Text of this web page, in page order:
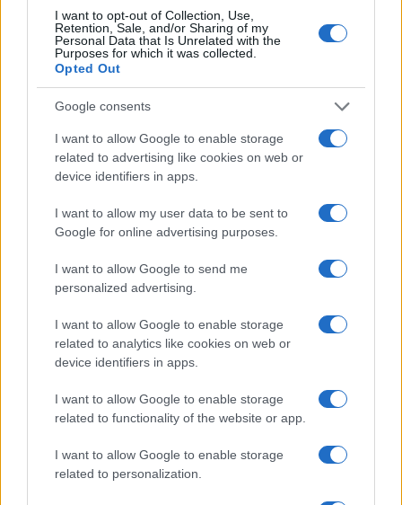
I want to opt-out of Collection, Use,
Retention, Sale, and/or Sharing of my
Personal Data that Is Unrelated with the
Purposes for which it was collected.
Opted Out
Google consents
I want to allow Google to enable storage
related to advertising like cookies on web or
device identifiers in apps.
I want to allow my user data to be sent to
Google for online advertising purposes.
I want to allow Google to send me
personalized advertising.
I want to allow Google to enable storage
related to analytics like cookies on web or
device identifiers in apps.
I want to allow Google to enable storage
related to functionality of the website or app.
I want to allow Google to enable storage
related to personalization.
violento, sulle nostre libertà. Va sostenuto il
dibattito sui cambiamenti climatici, facendo
confrontare i sostenitori delle conclusioni
dell’IPCC con il gruppo dei 1600 scienziati, tra cui
anche premi nobel, che invece quelle conclusioni
– con dovizia di numeri e dati – contestano.
Inoltre attraverso una mobilitazione nazionale
vanno contrastate scelte stolte, prepotenti, inutili
sotto il punto di vista ambientale, che i
governatori regionali ed i Sindaci stanno
mettendo in pratica colpendo e ricattando i
cittadini italiani. In Piemonte abbiamo dato il
nostro contributoalla marcia indietro della
alle euro 5, a Roma stiamo organizzando un
referendum consultivo
contro la delibera del
sindaco Gualtieri sull’allargamento della Ztl
fino a quasi tutta la Capitale. È così va fatto